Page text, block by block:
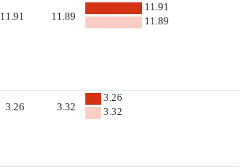
11.91 11.89
11.91
11.89
3.26 3.32
3.26
3.32